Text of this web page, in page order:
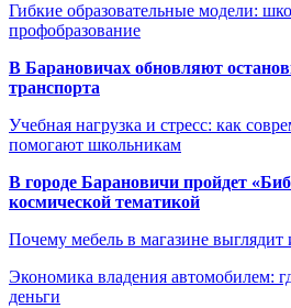
Гибкие образовательные модели:
профобразование
В Барановичах обновляют
транспорта
Учебная нагрузка и стресс: как
помогают школьникам
В городе Барановичи пройдет
космической тематикой
Почему мебель в магазине выглядит
Экономика владения автомобилем:
деньги